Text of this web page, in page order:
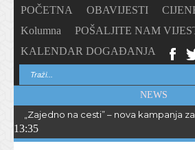
POČETNA OBAVIJESTI
Kolumna
POŠALJITE NAM
KALENDAR DOGAĐANJA
NEWS
„Zajedno na cesti” – nova kampanja
13:35